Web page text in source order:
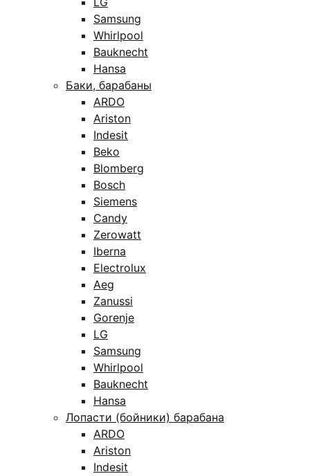
Samsung
Whirlpool
Bauknecht
Hansa
Баки, барабаны
ARDO
Ariston
Indesit
Beko
Blomberg
Bosch
Siemens
Candy
Zerowatt
Iberna
Electrolux
Aeg
Zanussi
Gorenje
LG
Samsung
Whirlpool
Bauknecht
Hansa
Лопасти (бойники) барабана
ARDO
Ariston
Indesit